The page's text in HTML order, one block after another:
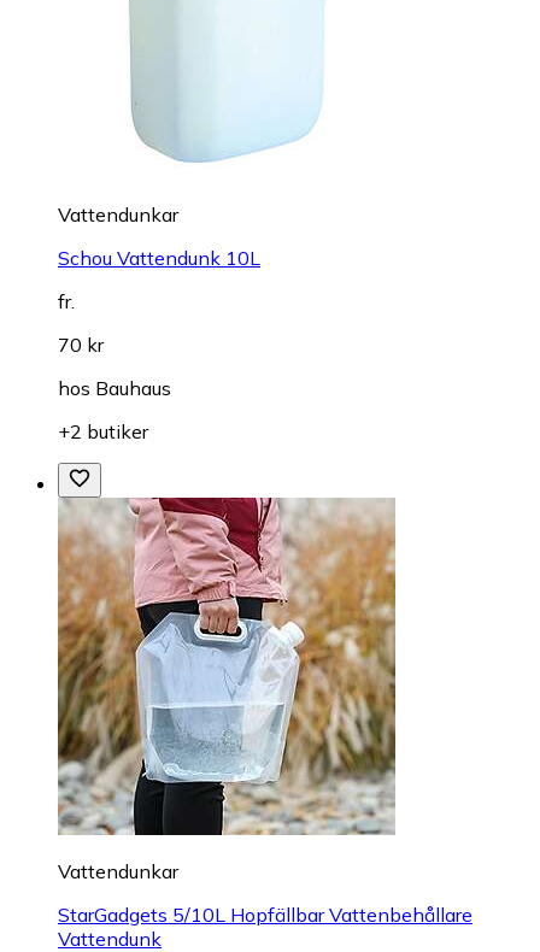
Vattendunkar
Schou Vattendunk 10L
fr.
70 kr
hos Bauhaus
+2 butiker
Vattendunkar
StarGadgets 5/10L Hopfällbar Vattenbehållare
Vattendunk